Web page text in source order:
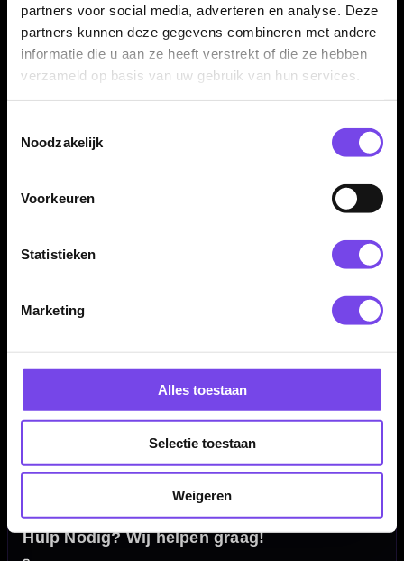
partners voor social media, adverteren en analyse. Deze
partners kunnen deze gegevens combineren met andere
informatie die u aan ze heeft verstrekt of die ze hebben
verzameld op basis van uw gebruik van hun services.
Noodzakelijk
Voorkeuren
Statistieken
Marketing
Alles toestaan
Selectie toestaan
Weigeren
Zorgt voor een consistente dartsetup
Flight Kleur:Zwart
Dartspecialist sinds 2016
20.000+ artikelen op voorraad
Hulp Nodig? Wij helpen graag!